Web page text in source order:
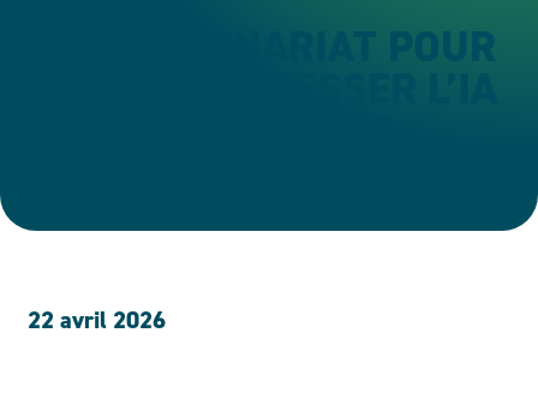
UN PARTENARIAT POUR
22 avril 2026